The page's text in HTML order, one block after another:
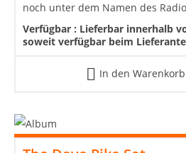
noch unter dem Namen des
Verfügbar : Lieferbar innerhalb
soweit verfügbar beim
In den Warenkorb